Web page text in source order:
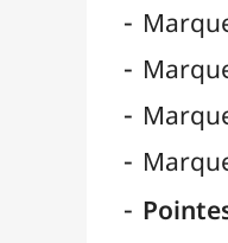
Recharges pour
Sprays Spéciaux
Vernis en Spray
Céramique /
Chevalets &
Enfants /